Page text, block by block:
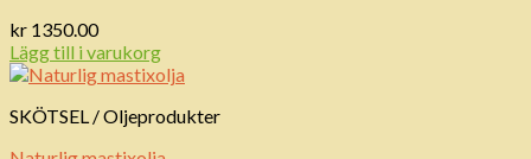
kr 1350.00
Lägg till i varukorg
SKÖTSEL / Oljeprodukter